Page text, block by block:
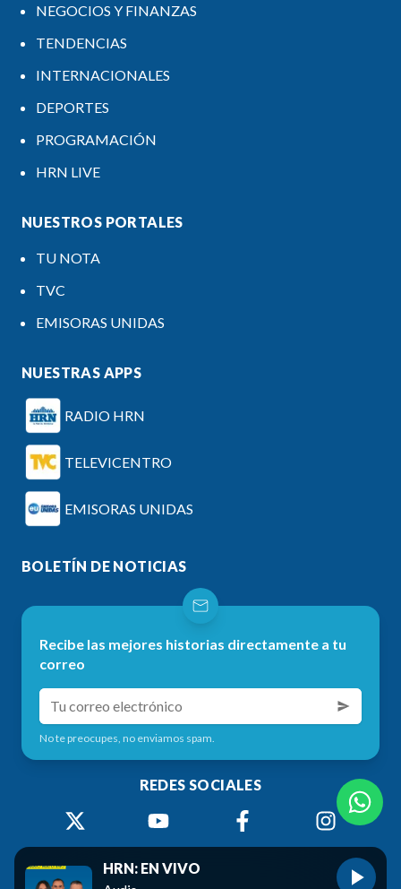
NEGOCIOS Y FINANZAS
TENDENCIAS
INTERNACIONALES
DEPORTES
PROGRAMACIÓN
HRN LIVE
NUESTROS PORTALES
TU NOTA
TVC
EMISORAS UNIDAS
NUESTRAS APPS
RADIO HRN
TELEVICENTRO
EMISORAS UNIDAS
BOLETÍN DE NOTICIAS
Recibe las mejores historias directamente a tu
correo
No te preocupes, no enviamos spam.
REDES SOCIALES
HRN: EN VIVO